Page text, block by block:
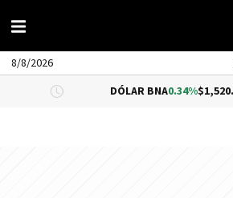
8/8/2026
DÓLAR BNA
0.34%$1,520.00